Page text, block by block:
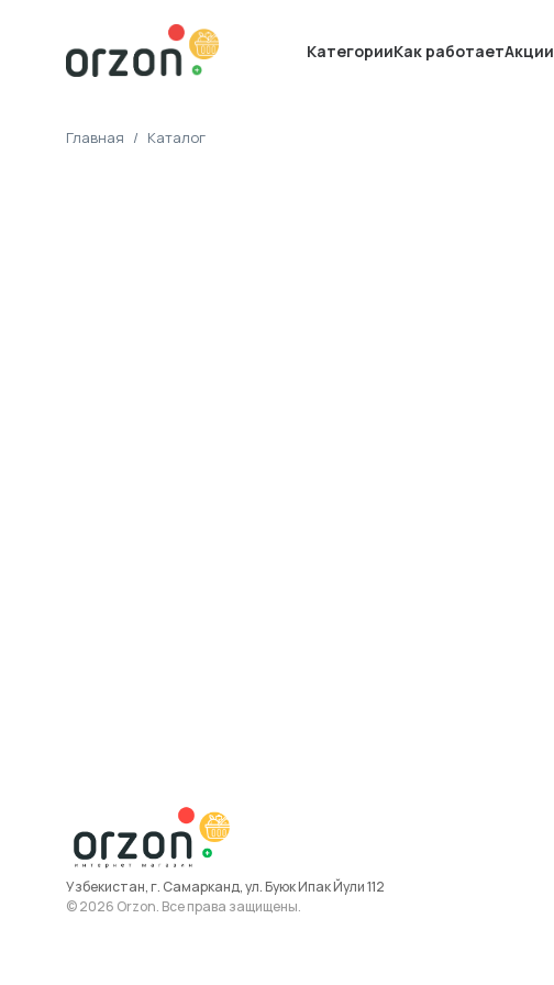
КатегорииКак работаетАкции
Главная / Каталог
Узбекистан, г. Самарканд, ул. Буюк Ипак Йули 112
© 2026 Orzon. Все права защищены.